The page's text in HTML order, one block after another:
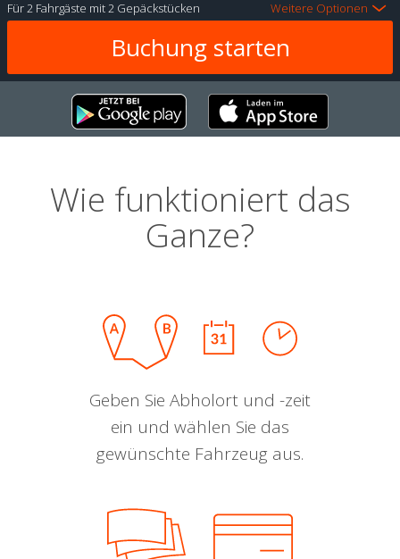
Für2 Fahrgäste mit2 Gepäckstücken Weitere Optionen
Wie funktioniert das
Ganze?
Geben Sie Abholort und -zeit
ein und wählen Sie das
gewünschte Fahrzeug aus.